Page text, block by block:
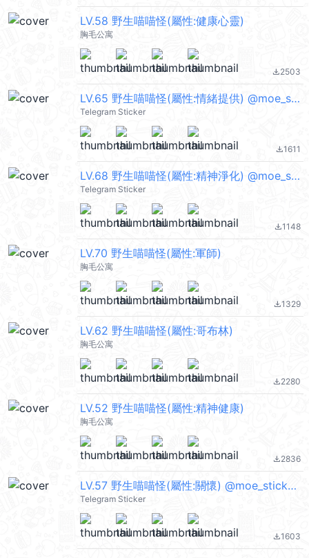
LV.58 野生喵喵怪(屬性:健康心靈)
胸毛公寓
file_download2503
LV.65 野生喵喵怪(屬性:情緒提供) @moe_sticker_bot
Telegram Sticker
file_download1611
LV.68 野生喵喵怪(屬性:精神淨化) @moe_sticker_bot
Telegram Sticker
file_download1148
LV.70 野生喵喵怪(屬性:軍師)
胸毛公寓
file_download1329
LV.62 野生喵喵怪(屬性:哥布林)
胸毛公寓
file_download2280
LV.52 野生喵喵怪(屬性:精神健康)
胸毛公寓
file_download2836
LV.57 野生喵喵怪(屬性:關懷) @moe_sticker_bot
Telegram Sticker
file_download1603